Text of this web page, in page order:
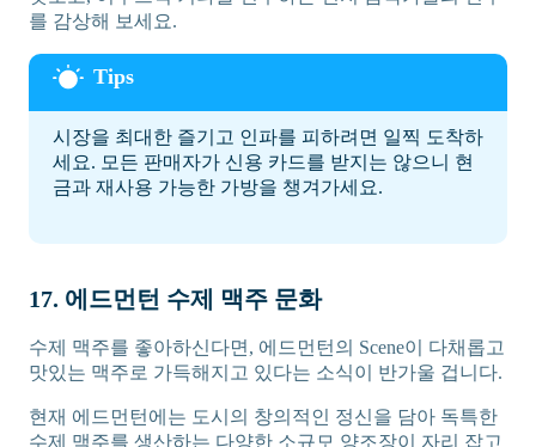
를 감상해 보세요.
시장을 최대한 즐기고 인파를 피하려면 일찍 도착하
세요. 모든 판매자가 신용 카드를 받지는 않으니 현
금과 재사용 가능한 가방을 챙겨가세요.
17. 에드먼턴 수제 맥주 문화
수제 맥주를 좋아하신다면, 에드먼턴의 Scene이 다채롭고
맛있는 맥주로 가득해지고 있다는 소식이 반가울 겁니다.
현재 에드먼턴에는 도시의 창의적인 정신을 담아 독특한
수제 맥주를 생산하는 다양한 소규모 양조장이 자리 잡고